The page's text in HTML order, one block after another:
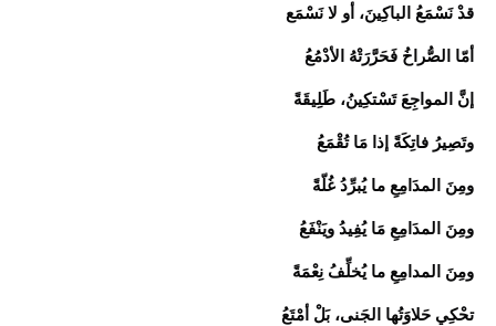
قدْ نَسْمَعُ الباكِينَ، أو لا نَسْمَع
أمّا الصُّراخُ فَحَرَّرَتْهُ الأدْمُعُ
إنَّ المواجِعَ تَسْتكِينُ، طَلِيقَةً
وتَصِيرُ فاتِكَةً إذا مَا تُقْمَعُ
ومِنَ المدَامِعِ ما يُبرِّدُ غُلّةً
ومِنَ المدَامِعِ مَا يُفِيدُ ويَنْفَعُ
ومِنَ المدامِعِ ما يُخلِّفُ نِعْمَةً
تحْكِي حَلاوَتُها الجَنى، بَلْ أمْتَعُ